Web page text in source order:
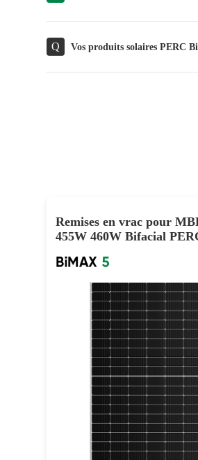
Q Vos produits solaires PERC
Remises en vrac pour
455W 460W Bifacial
440-460W
Eff max : 21.27%
Garantie d'alimentation de 30